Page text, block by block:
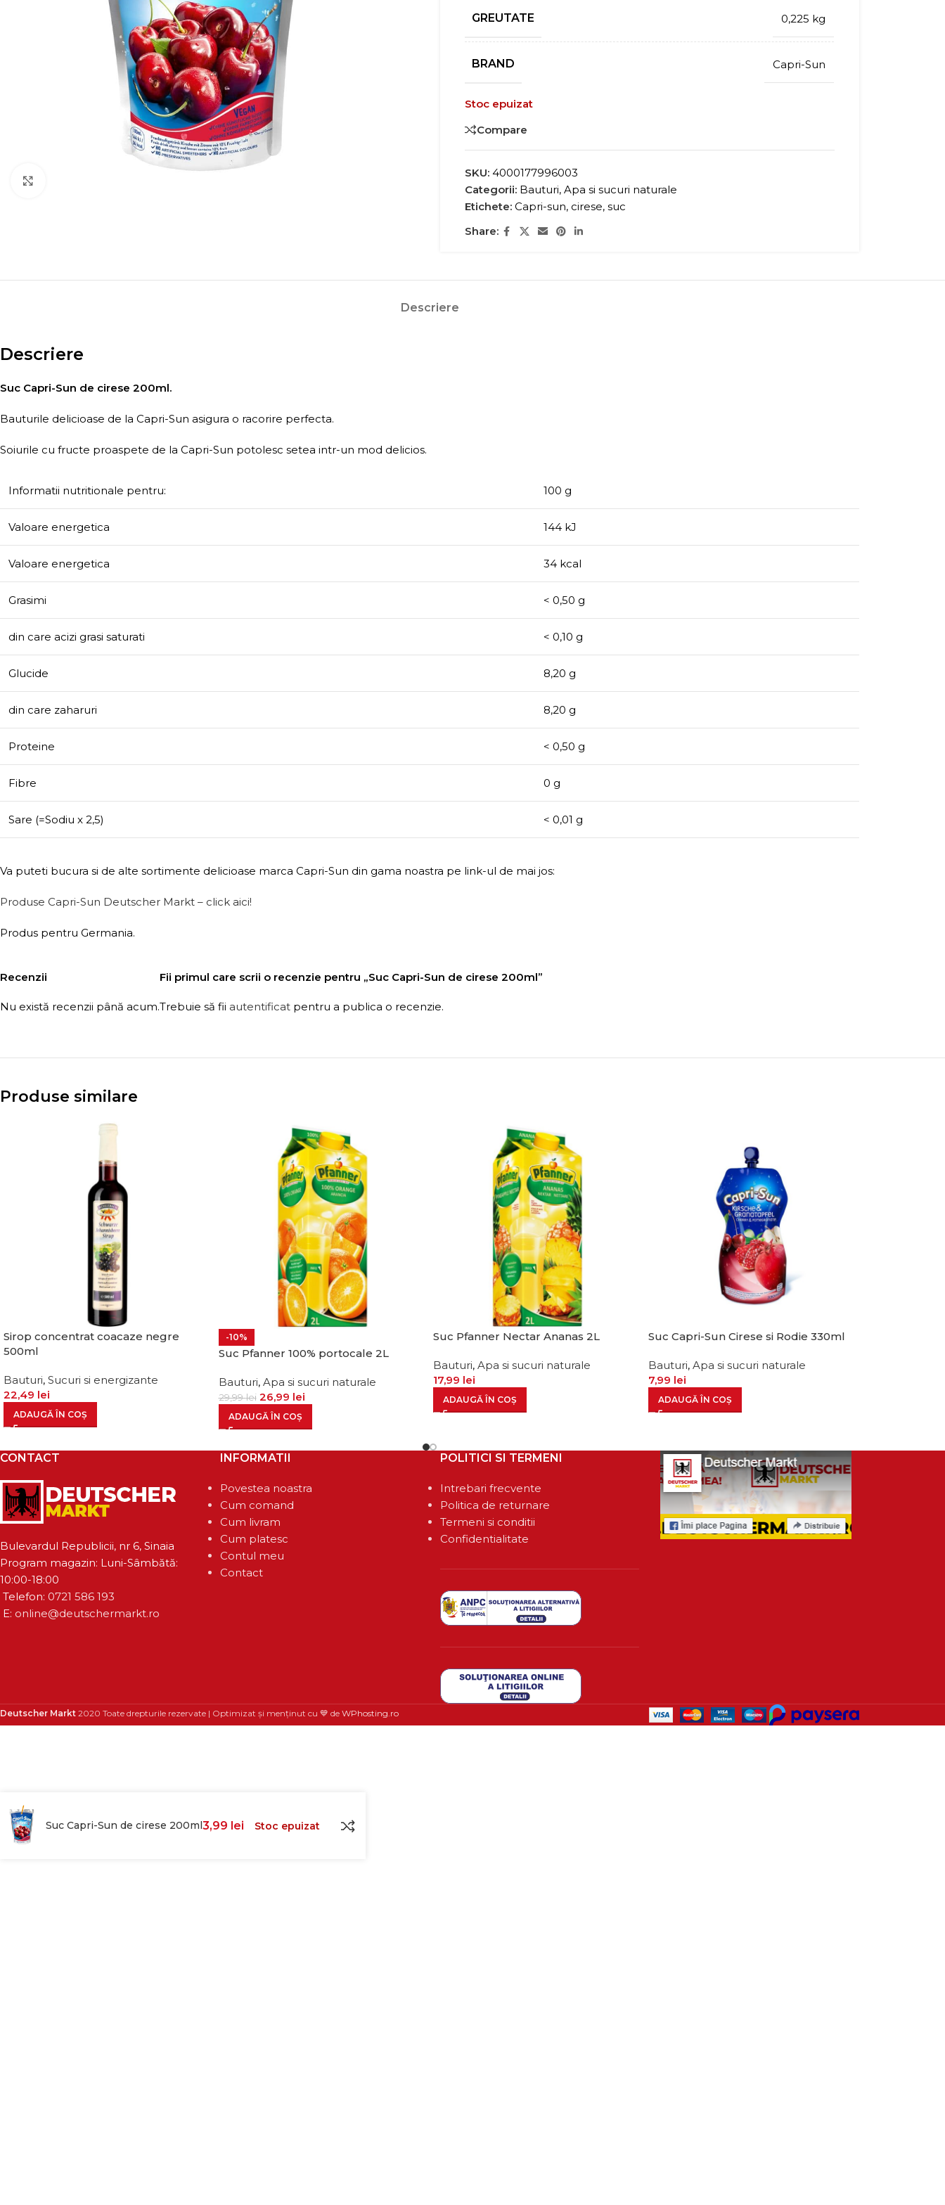
GREUTATE 0,225 kg
BRAND Capri-Sun
Stoc epuizat
Compare
SKU: 4000177996003
Categorii: Bauturi, Apa si sucuri naturale
Etichete: Capri-sun, cirese, suc
Share:
Descriere
Descriere
Suc Capri-Sun de cirese 200ml.
Bauturile delicioase de la Capri-Sun asigura o racorire perfecta.
Soiurile cu fructe proaspete de la Capri-Sun potolesc setea intr-un mod delicios.
Informatii nutritionale pentru: 100 g
Valoare energetica 144 kJ
Valoare energetica 34 kcal
Grasimi < 0,50 g
din care acizi grasi saturati < 0,10 g
Glucide 8,20 g
din care zaharuri 8,20 g
Proteine < 0,50 g
Fibre 0 g
Sare (=Sodiu x 2,5) < 0,01 g
Va puteti bucura si de alte sortimente delicioase marca Capri-Sun din gama noastra pe link-ul de mai jos:
Produse Capri-Sun Deutscher Markt – click aici!
Produs pentru Germania.
Recenzii
Nu există recenzii până acum.
Fii primul care scrii o recenzie pentru „Suc Capri-Sun de cirese 200ml”
Trebuie să fii autentificat pentru a publica o recenzie.
Produse similare
Sirop concentrat coacaze negre
500ml
Bauturi, Sucuri si energizante
22,49 lei
ADAUGĂ ÎN COȘ
-10%
Suc Pfanner 100% portocale 2L
Bauturi, Apa si sucuri naturale
29,99lei 26,99 lei
ADAUGĂ ÎN COȘ
Suc Pfanner Nectar Ananas 2L
Bauturi, Apa si sucuri naturale
17,99 lei
ADAUGĂ ÎN COȘ
Suc Capri-Sun Cirese si Rodie 330ml
Bauturi, Apa si sucuri naturale
7,99 lei
ADAUGĂ ÎN COȘ
CONTACT
Bulevardul Republicii, nr 6, Sinaia
Program magazin: Luni-Sâmbătă:
10:00-18:00
Telefon: 0721 586 193
E: online@deutschermarkt.ro
INFORMATII
Povestea noastra
Cum comand
Cum livram
Cum platesc
Contul meu
Contact
POLITICI SI TERMENI
Intrebari frecvente
Politica de returnare
Termeni si conditii
Confidentialitate
Deutscher Markt 2020 Toate drepturile rezervate | Optimizat și menținut cu 💙 de WPhosting.ro
Suc Capri-Sun de cirese 200ml3,99 lei Stoc epuizat